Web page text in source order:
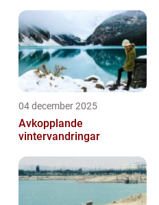
04 december 2025
Avkopplande
vintervandringar